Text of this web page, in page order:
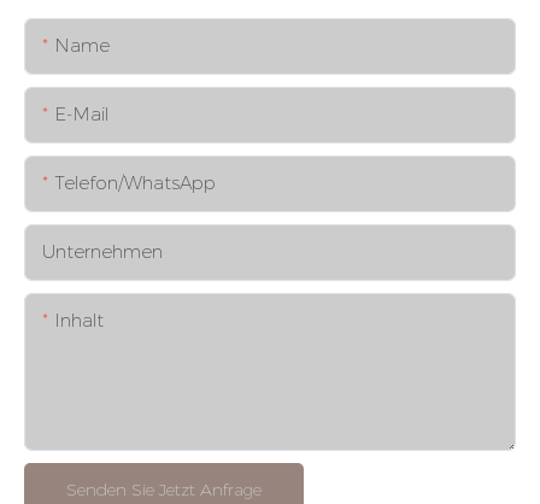
Name
E-Mail
Telefon/WhatsApp
Unternehmen
Inhalt
Senden Sie Jetzt Anfrage